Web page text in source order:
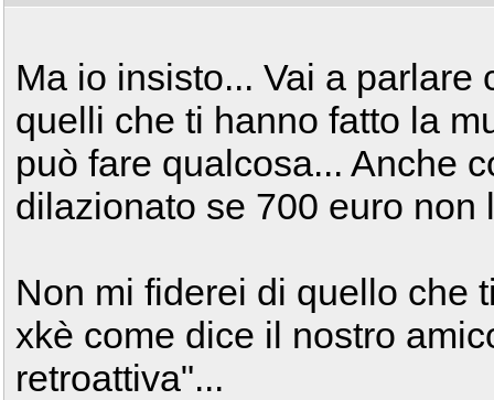
Ma io insisto... Vai a
quelli che ti hanno fatto la
può fare qualcosa... Anche
dilazionato se 700 euro non
Non mi fiderei di quello che
xkè come dice il nostro
retroattiva"...